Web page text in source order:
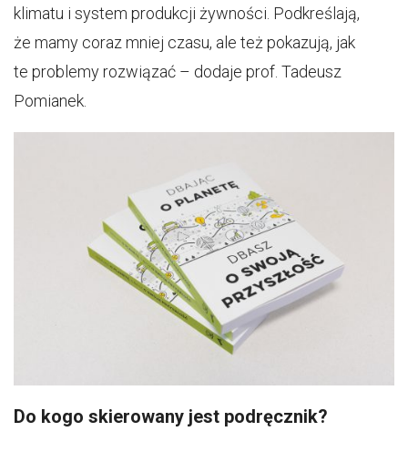
klimatu i system produkcji żywności. Podkreślają,
że mamy coraz mniej czasu, ale też pokazują, jak
te problemy rozwiązać – dodaje prof. Tadeusz
Pomianek.
Do kogo skierowany jest podręcznik?